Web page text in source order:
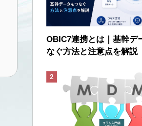
OBIC7連携とは｜基幹デ
なぐ方法と注意点を解説